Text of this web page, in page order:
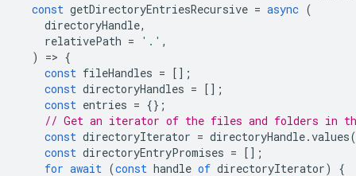
const getDirectoryEntriesRecursive = async (
directoryHandle,
relativePath = '.' ,
)
=> {
const fileHandles = [];
const directoryHandles = [];
const entries = {};
// Get an iterator of the files and folders in
const directoryIterator = directoryHandle.values
const directoryEntryPromises = [];
for await (const handle of directoryIterator)
{